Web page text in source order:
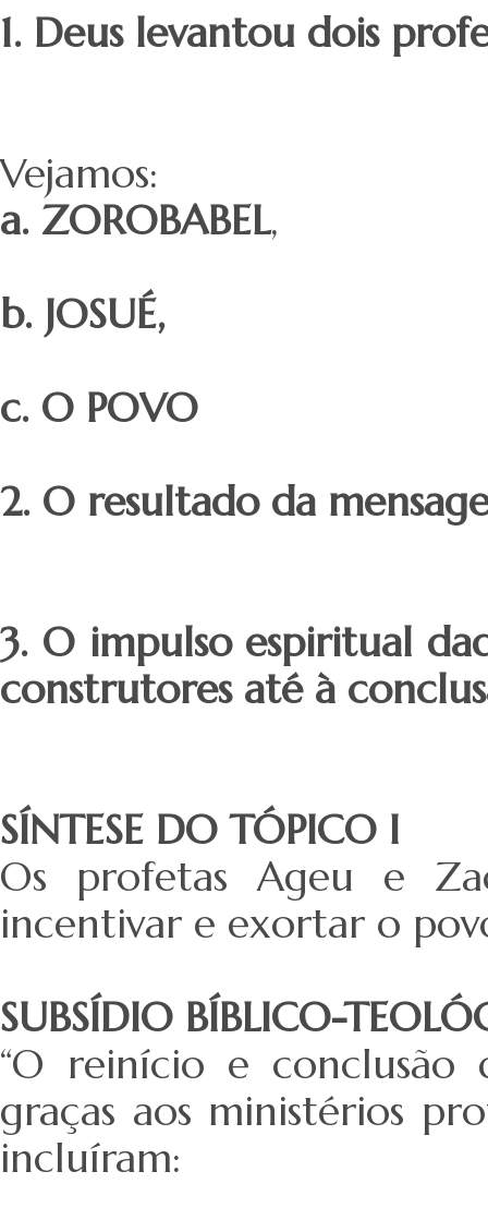
1. Deus levantou dois
Vejamos:
a. ZOROBABEL,
b. JOSUÉ,
c. O POVO
2. O resultado da
3. O impulso espiritual
construtores até à
SÍNTESE DO TÓPICO I
Os profetas Ageu e
incentivar e exortar o
SUBSÍDIO BÍBLICO-
“O reinício e conclusão
graças aos ministérios
incluíram: